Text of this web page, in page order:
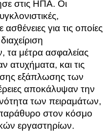
στις ΗΠΑ. Οι
για τις οποίες
τα μέτρα ασφαλείας
ατυχήματα, και τις
εξάπλωσης των
αποκάλυψαν την
των πειραμάτων,
στον κόσμο
εργαστηρίων.